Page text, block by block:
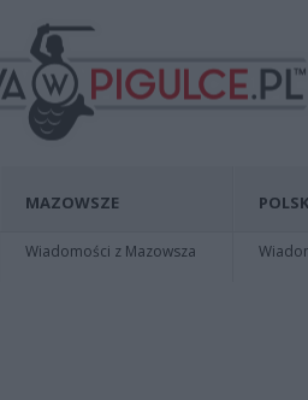
MAZOWSZE
Wiadomości z Mazowsza